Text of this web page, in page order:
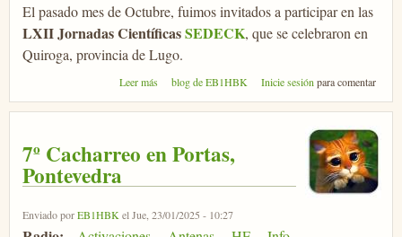
El pasado mes de Octubre, fuimos invitados a participar en las
LXII Jornadas CientíficasSEDECK, que se celebraron en
Quiroga, provincia de Lugo.
Leer más sobre XLII Jornadas Científicas SEDECK
blog de EB1HBK Inicie sesión para comentar
7º Cacharreo en Portas,
Pontevedra
Enviado porEB1HBK el Jue, 23/01/2025 - 10:27